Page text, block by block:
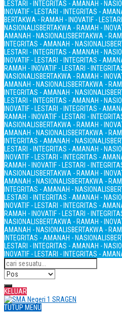
LESTARI - INTEGRITAS - AMANAH -
INOVATIF - LESTARI - INTEGRITAS -
BERTAKWA - RAMAH - INOVATIF -
NASIONALISBERTAKWA - RAMAH -
AMANAH - NASIONALISBERTAKWA -
INTEGRITAS - AMANAH - NASIONALIS
LESTARI - INTEGRITAS - AMANAH -
INOVATIF - LESTARI - INTEGRITAS -
RAMAH - INOVATIF - LESTARI -
NASIONALISBERTAKWA - RAMAH -
AMANAH - NASIONALISBERTAKWA -
INTEGRITAS - AMANAH - NASIONALIS
LESTARI - INTEGRITAS - AMANAH -
INOVATIF - LESTARI - INTEGRITAS -
RAMAH - INOVATIF - LESTARI -
NASIONALISBERTAKWA - RAMAH -
AMANAH - NASIONALISBERTAKWA -
INTEGRITAS - AMANAH - NASIONALIS
LESTARI - INTEGRITAS - AMANAH -
INOVATIF - LESTARI - INTEGRITAS -
RAMAH - INOVATIF - LESTARI -
NASIONALISBERTAKWA - RAMAH -
AMANAH - NASIONALISBERTAKWA -
INTEGRITAS - AMANAH - NASIONALIS
LESTARI - INTEGRITAS - AMANAH -
INOVATIF - LESTARI - INTEGRITAS -
RAMAH - INOVATIF - LESTARI -
NASIONALISBERTAKWA - RAMAH -
AMANAH - NASIONALISBERTAKWA -
INTEGRITAS - AMANAH - NASIONALIS
LESTARI - INTEGRITAS - AMANAH -
INOVATIF - LESTARI - INTEGRITAS -
KELUAR
TUTUP MENU